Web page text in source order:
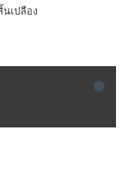
นเปลือง